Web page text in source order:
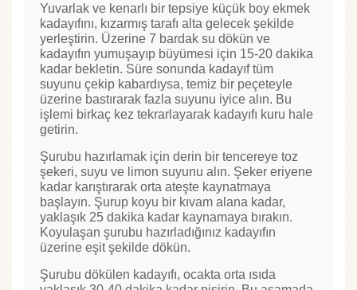
Yuvarlak ve kenarlı bir tepsiye küçük boy ekmek
kadayıfını, kızarmış tarafı alta gelecek şekilde
yerleştirin. Üzerine 7 bardak su dökün ve
kadayıfın yumuşayıp büyümesi için 15-20 dakika
kadar bekletin. Süre sonunda kadayıf tüm
suyunu çekip kabardıysa, temiz bir peçeteyle
üzerine bastırarak fazla suyunu iyice alın. Bu
işlemi birkaç kez tekrarlayarak kadayıfı kuru hale
getirin.
Şurubu hazırlamak için derin bir tencereye toz
şekeri, suyu ve limon suyunu alın. Şeker eriyene
kadar karıştırarak orta ateşte kaynatmaya
başlayın. Şurup koyu bir kıvam alana kadar,
yaklaşık 25 dakika kadar kaynamaya bırakın.
Koyulaşan şurubu hazırladığınız kadayıfın
üzerine eşit şekilde dökün.
Şurubu dökülen kadayıfı, ocakta orta ısıda